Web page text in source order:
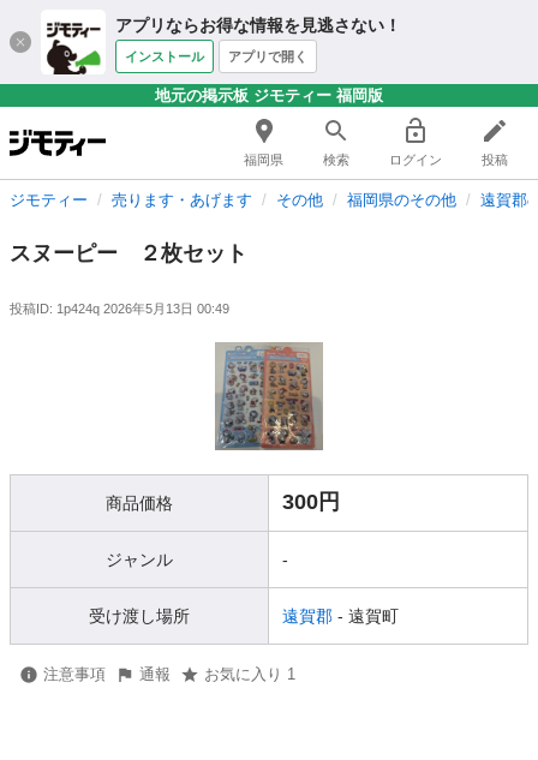
アプリならお得な情報を見逃さない！
インストール アプリで開く
地元の掲示板 ジモティー 福岡版
福岡県 検索 ログイン 投稿
ジモティー 売ります・あげます その他 福岡県のその他 遠賀郡
スヌーピー ２枚セット
投稿ID: 1p424q 2026年5月13日 00:49
商品価格 300円
ジャンル -
受け渡し場所 遠賀郡 - 遠賀町
注意事項 通報 お気に入り 1